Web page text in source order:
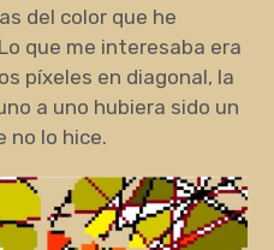
del color que he
que me interesaba era
píxeles en diagonal, la
a uno hubiera sido un
no lo hice.